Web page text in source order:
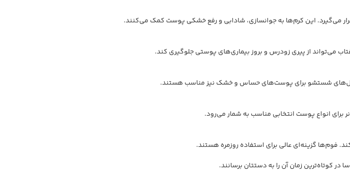
می‌گیرد. این کرم‌ها به جوانسازی، شادابی و رفع خشکی پوست کمک می‌کنند.
ژل‌های شستشو برای پوست‌های حساس و خشک نیز مناسب هستند.
انواع پوست انتخابی مناسب به شمار می‌رود.
در کوتاه‌ترین زمان آن را به دستتان برسانند.